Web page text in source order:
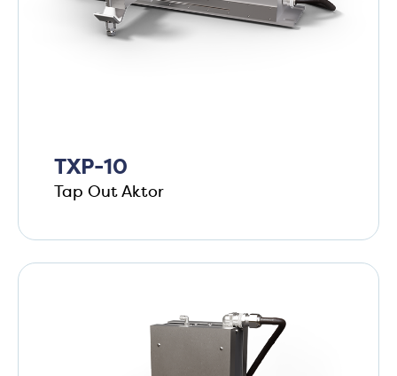
TXP-10
Tap Out Aktor